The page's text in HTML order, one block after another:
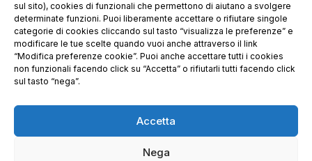
sul sito), cookies di funzionali che permettono di aiutano a svolgere
determinate funzioni. Puoi liberamente accettare o rifiutare singole
categorie di cookies cliccando sul tasto “visualizza le preferenze” e
modificare le tue scelte quando vuoi anche attraverso il link
“Modifica preferenze cookie”. Puoi anche accettare tutti i cookies
non funzionali facendo click su “Accetta” o rifiutarli tutti facendo click
sul tasto “nega”.
Accetta
Nega
Richiedi i nostri prodotti certificati FSC®